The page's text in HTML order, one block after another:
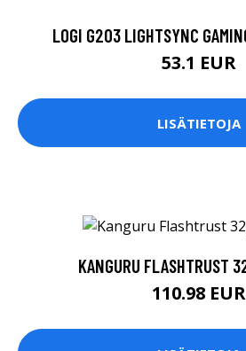
LOGI G203 LIGHTSYNC
53.1 EUR
LISÄTIETOJA
KANGURU FLASHTRUST
110.98 EUR